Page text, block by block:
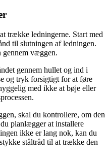
trække ledningerne. Start med
til slutningen af ledningen.
gennem væggen.
gennem hullet og ind i
og tryk forsigtigt for at føre
med ikke at bøje eller
skal du kontrollere, om den
planlægger at installere
ikke er lang nok, kan du
ståltråd til at trække den